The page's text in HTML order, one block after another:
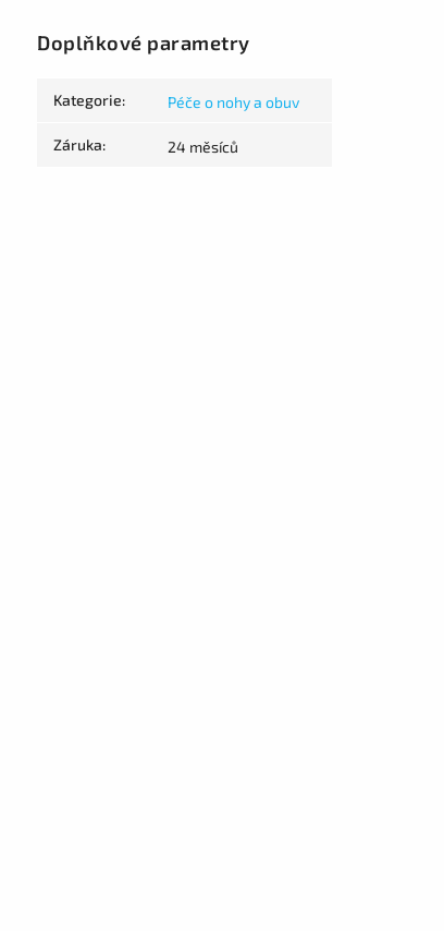
Doplňkové parametry
Kategorie: Péče o nohy a obuv
Záruka: 24 měsíců